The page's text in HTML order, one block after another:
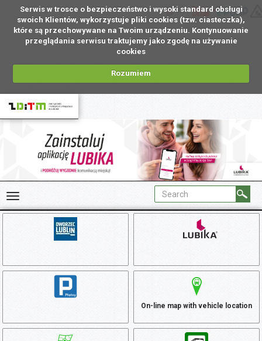
Serwis w trosce o bezpieczeństwo i wysoki standard obsługi
swoich Klientów, wykorzystuje pliki cookies (tzw. ciasteczka),
które są przechowywane na Twoim urządzeniu. Kontynuowanie
przeglądania serwisu traktujemy jako zgodę na używanie
cookies
Rozumiem
EN
On-line map with vehicle location